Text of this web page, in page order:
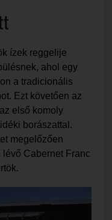
ízek reggelije
ahol egy
a tradicionális
Ezt követően az
első komoly
borászattal.
megelőzően
Cabernet Franc